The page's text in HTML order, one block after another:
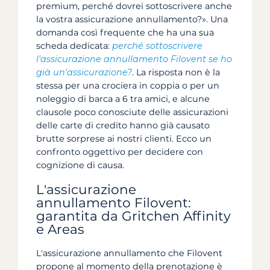
premium, perché dovrei sottoscrivere anche
la vostra assicurazione annullamento?». Una
domanda così frequente che ha una sua
scheda dedicata: perché sottoscrivere
l'assicurazione annullamento Filovent se ho
già un'assicurazione?. La risposta non è la
stessa per una crociera in coppia o per un
noleggio di barca a 6 tra amici, e alcune
clausole poco conosciute delle assicurazioni
delle carte di credito hanno già causato
brutte sorprese ai nostri clienti. Ecco un
confronto oggettivo per decidere con
cognizione di causa.
L'assicurazione
annullamento Filovent:
garantita da Gritchen Affinity
e Areas
L'assicurazione annullamento che Filovent
propone al momento della prenotazione è